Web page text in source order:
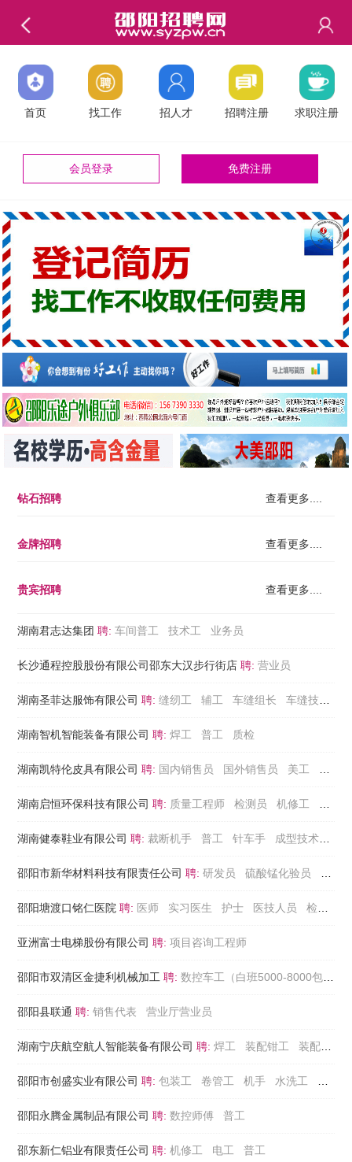
首页 找工作 招人才 招聘注册 求职注册
会员登录 免费注册
钻石招聘 查看更多....
金牌招聘 查看更多....
贵宾招聘 查看更多....
湖南君志达集团 聘: 车间普工 技术工 业务员
长沙通程控股股份有限公司邵东大汉步行街店 聘: 营业员
湖南圣菲达服饰有限公司 聘: 缝纫工 辅工 车缝组长 车缝技术员
湖南智机智能装备有限公司 聘: 焊工 普工 质检
湖南凯特伦皮具有限公司 聘: 国内销售员 国外销售员 美工
湖南启恒环保科技有限公司 聘: 质量工程师 检测员 机修工
湖南健泰鞋业有限公司 聘: 裁断机手 普工 针车手 成型技术工
邵阳市新华材料科技有限责任公司 聘: 研发员 硫酸锰化验员
邵阳塘渡口铭仁医院 聘: 医师 实习医生 护士 医技人员 检验人员
亚洲富士电梯股份有限公司 聘: 项目咨询工程师
邵阳市双清区金捷利机械加工 聘: 数控车工（白班5000-8000包餐）
邵阳县联通 聘: 销售代表 营业厅营业员
湖南宁庆航空航人智能装备有限公司 聘: 焊工 装配钳工 装配电工
邵阳市创盛实业有限公司 聘: 包装工 卷管工 机手 水洗工
邵阳永腾金属制品有限公司 聘: 数控师傅 普工
邵东新仁铝业有限责任公司 聘: 机修工 电工 普工